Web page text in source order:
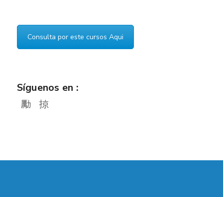
Consulta por este cursos Aqui
Síguenos en :